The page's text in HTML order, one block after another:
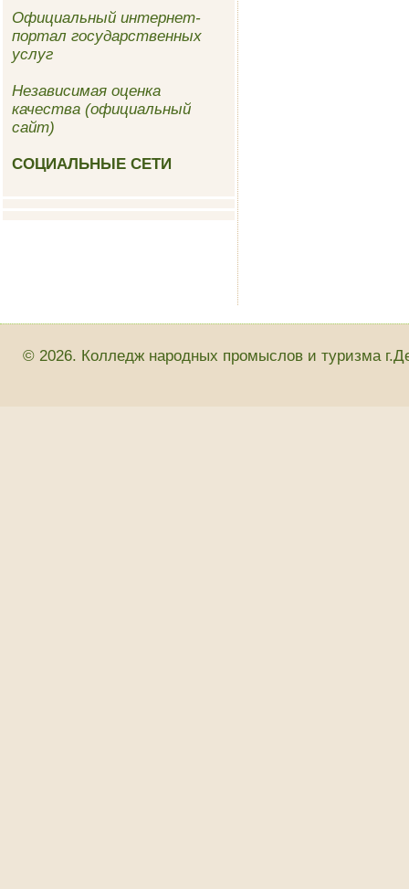
Официальный интернет-
портал государственных
услуг
Независимая оценка
качества (официальный
сайт)
СОЦИАЛЬНЫЕ СЕТИ
© 2026. Колледж народных промыслов и туризма